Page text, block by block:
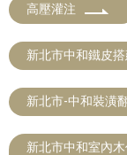
高壓灌注
新北市中和鐵皮
新北市-中和裝潢
新北市中和室內